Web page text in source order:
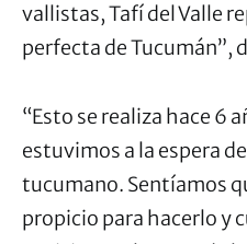
vallistas, Tafí del Valle
perfecta de Tucumán”,
“Esto se realiza hace 6
estuvimos a la espera
tucumano. Sentíamos
propicio para hacerlo y